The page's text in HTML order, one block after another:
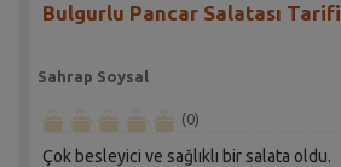
Bulgurlu Pancar Salatası Tarifi
Sahrap Soysal
(0)
Çok besleyici ve sağlıklı bir salata oldu.